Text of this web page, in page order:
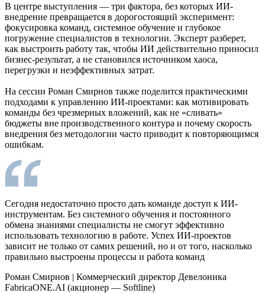
В центре выступления — три фактора, без которых ИИ-
внедрение превращается в дорогостоящий эксперимент:
фокусировка команд, системное обучение и глубокое
погружение специалистов в технологии. Эксперт разберет,
как выстроить работу так, чтобы ИИ действительно приносил
бизнес-результат, а не становился источником хаоса,
перегрузки и неэффективных затрат.
На сессии Роман Смирнов также поделится практическими
подходами к управлению ИИ-проектами: как мотивировать
команды без чрезмерных вложений, как не «сливать»
бюджеты вне производственного контура и почему скорость
внедрения без методологии часто приводит к повторяющимся
ошибкам.
Сегодня недостаточно просто дать команде доступ к ИИ-
инструментам. Без системного обучения и постоянного
обмена знаниями специалисты не смогут эффективно
использовать технологию в работе. Успех ИИ-проектов
зависит не только от самих решений, но и от того, насколько
правильно выстроены процессы и работа команд
Роман Смирнов | Коммерческий директор Девелоника
FabricaONE.AI (акционер — Softline)